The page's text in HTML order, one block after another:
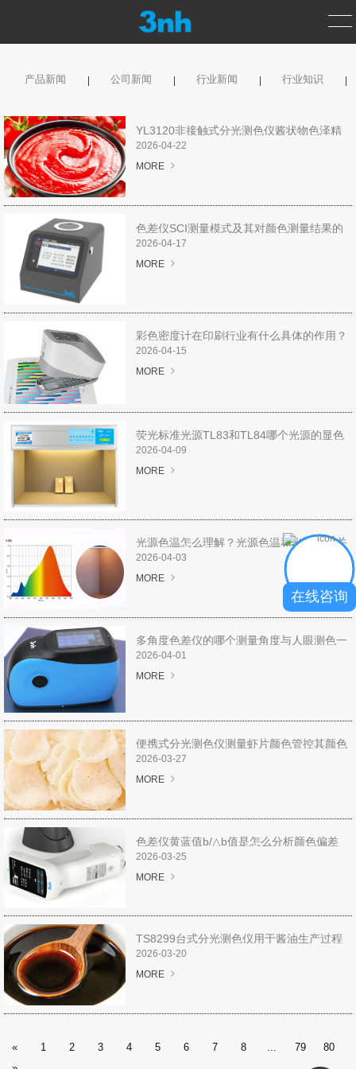
首页
产品中心
测色仪
光泽度仪
分光密度仪
涂层测厚仪
图像测试方案
透过率仪/雾度计
色差宝
新闻资讯
产品新闻
公司新闻
行业新闻
行业知识
解决方案
服务专区
下载专区
视频专区
关于我们
企业介绍
服务承诺
在线留言
产品新闻 公司新闻 行业新闻 行业知识
YL3120非接触式分光测色仪酱状物色泽精
准管控专家
2026-04-22
MORE
色差仪SCI测量模式及其对颜色测量结果的
影响分析
2026-04-17
MORE
彩色密度计在印刷行业有什么具体的作用？
2026-04-15
MORE
荧光标准光源TL83和TL84哪个光源的显色
性要好？
2026-04-09
MORE
光源色温怎么理解？光源色温和光谱什么关
系？
2026-04-03
MORE
多角度色差仪的哪个测量角度与人眼测色一
致？
2026-04-01
MORE
便携式分光测色仪测量虾片颜色管控其颜色
品质
2026-03-27
MORE
色差仪黄蓝值b/△b值是怎么分析颜色偏差
的？
2026-03-25
MORE
TS8299台式分光测色仪用于酱油生产过程
中的颜色监控
2026-03-20
MORE
« 1 2 3 4 5 6 7 8 ... 79
80
在线咨询